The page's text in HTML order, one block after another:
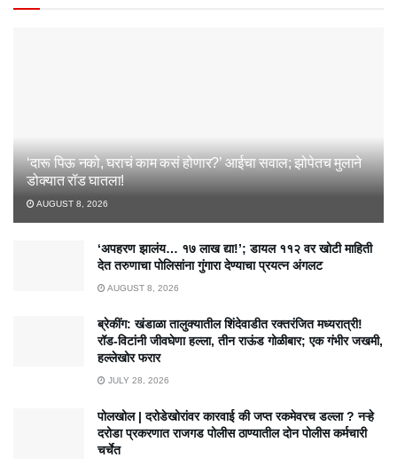
‘दारू पिऊ नको, घराचं काम कसं होणार?’ आईचा सवाल; झोपेतच मुलाने
डोक्यात रॉड घातला!
AUGUST 8, 2026
‘अपहरण झालंय… १७ लाख द्या!’; डायल ११२ वर खोटी माहिती
देत तरुणाचा पोलिसांना गुंगारा देण्याचा प्रयत्न अंगलट
AUGUST 8, 2026
ब्रेकींग: खंडाळा तालुक्यातील शिंदेवाडीत रक्तरंजित मध्यरात्री!
रॉड-विटांनी जीवघेणा हल्ला, तीन राऊंड गोळीबार; एक गंभीर जखमी,
हल्लेखोर फरार
JULY 28, 2026
पोलखोल | दरोडेखोरांवर कारवाई की जप्त रकमेवरच डल्ला ? नऱ्हे
दरोडा प्रकरणात राजगड पोलीस ठाण्यातील दोन पोलीस कर्मचारी
चर्चेत